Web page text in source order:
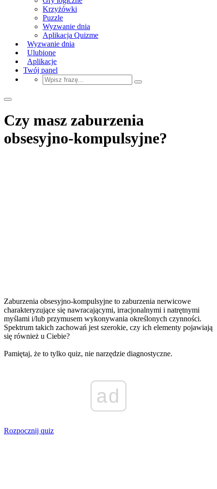
Krzyżówki
Puzzle
Wyzwanie dnia
Aplikacja Quizme
Wyzwanie dnia
Ulubione
Aplikacje
Twój panel
Czy masz zaburzenia
obsesyjno-kompulsyjne?
Zaburzenia obsesyjno-kompulsyjne to zaburzenia nerwicowe
charakteryzujące się nawracającymi, irracjonalnymi i natrętnymi
myślami i/lub przymusem wykonywania określonych czynności.
Spektrum takich zachowań jest szerokie, czy ich elementy pojawiają
się również u Ciebie?
Pamiętaj, że to tylko quiz, nie narzędzie diagnostyczne.
ad
Rozpocznij quiz